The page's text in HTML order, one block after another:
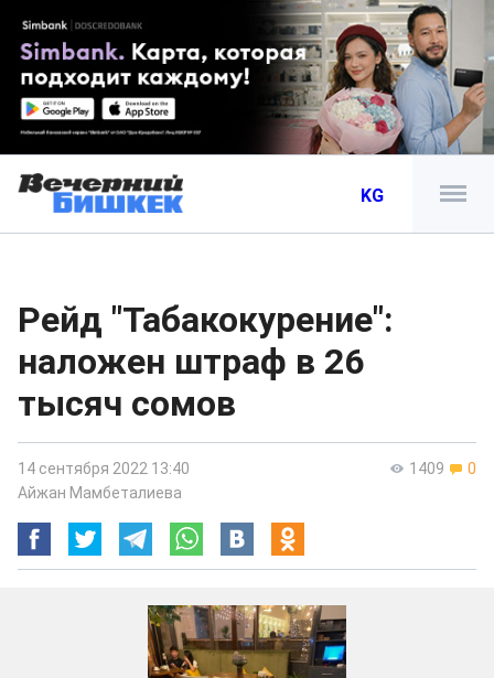
KG
Рейд "Табакокурение":
наложен штраф в 26
тысяч сомов
1409 0
14 сентября 2022 13:40
Айжан Мамбеталиева